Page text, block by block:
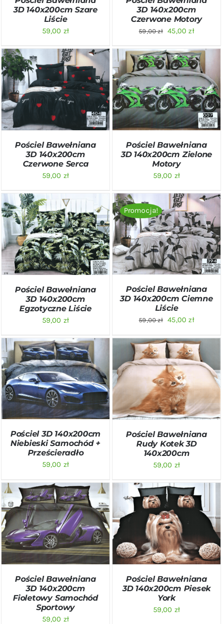
3D 140x200cm Szare
Liście
59,00 zł
3D 140x200cm
Czerwone Motory
59,00zł
Pierwotna
wynosiła:
59,00 zł.
45,00zł
wynosi:
45,00 zł.
DODAJ DO KOSZYKA
/
SZCZEGÓŁY
Pościel Bawełniana
3D 140x200cm
Czerwone Serca
59,00 zł
DODAJ DO KOSZYKA
/
SZCZEGÓŁY
Pościel Bawełniana
3D 140x200cm Zielone
Motory
59,00 zł
DODAJ DO KOSZYKA
/
SZCZEGÓŁY
Pościel Bawełniana
3D 140x200cm
Egzotyczne Liście
59,00 zł
Promocja!
DODAJ DO KOSZYKA
/
SZCZEGÓŁY
Pościel Bawełniana
3D 140x200cm Ciemne
Liście
59,00zł
Pierwotna
wynosiła:
59,00 zł.
45,00zł
wynosi:
45,00 zł.
DODAJ DO KOSZYKA
/
SZCZEGÓŁY
Pościel 3D 140x200cm
Niebieski Samochód +
Prześcieradło
59,00 zł
DODAJ DO KOSZYKA
SZCZEGÓŁY
Pościel Bawełniana
Rudy Kotek 3D
140x200cm
59,00 zł
DODAJ DO KOSZYKA
SZCZEGÓŁY
Pościel Bawełniana
3D 140x200cm
Fioletowy Samochód
Sportowy
59,00 zł
DODAJ DO KOSZYKA
SZCZEGÓŁY
Pościel Bawełniana
3D 140x200cm Piesek
York
59,00 zł